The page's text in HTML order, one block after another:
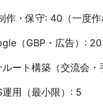
作・保守: 40（一度作
（GBP・広告）: 20
ート構築（交流会
用（最小限）: 5